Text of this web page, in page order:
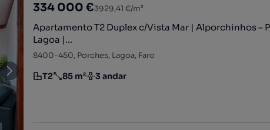
334 000 €3929,41 €/m²
Apartamento T2 Duplex c/Vista Mar | Alporchinhos –
Lagoa |...
8400-450, Porches, Lagoa, Faro
Tipologia
T2
Preço por metro quadrado
85 m²
Andar 3 andar